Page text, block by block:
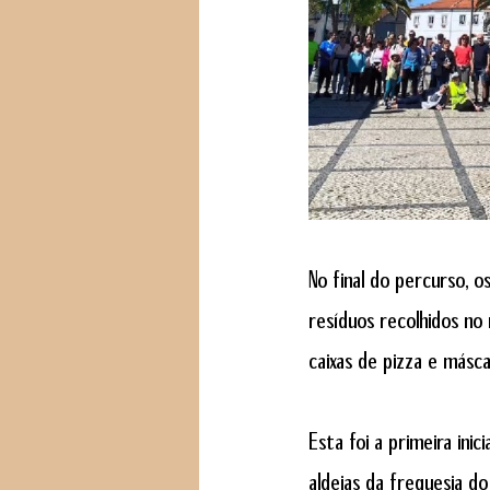
No final do percurso,
resíduos recolhidos
caixas de pizza e
Esta foi a primeira
aldeias da freguesia do